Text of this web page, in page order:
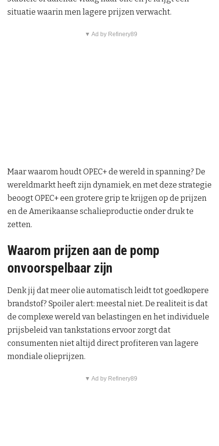
situatie waarin men lagere prijzen verwacht.
▼ Ad by Refinery89
Maar waarom houdt OPEC+ de wereld in spanning? De
wereldmarkt heeft zijn dynamiek, en met deze strategie
beoogt OPEC+ een grotere grip te krijgen op de prijzen
en de Amerikaanse schalieproductie onder druk te
zetten.
Waarom prijzen aan de pomp
onvoorspelbaar zijn
Denk jij dat meer olie automatisch leidt tot goedkopere
brandstof? Spoiler alert: meestal niet. De realiteit is dat
de complexe wereld van belastingen en het individuele
prijsbeleid van tankstations ervoor zorgt dat
consumenten niet altijd direct profiteren van lagere
mondiale olieprijzen.
▼ Ad by Refinery89